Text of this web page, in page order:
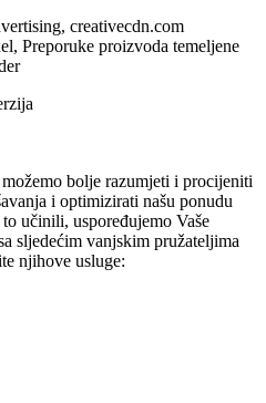
creativecdn.com
Preporuke proizvoda temeljene
bolje razumjeti i procijeniti
i optimizirati našu ponudu
učinili, uspoređujemo Vaše
sljedećim vanjskim pružateljima
njihove usluge: